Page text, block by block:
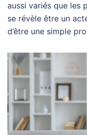
aussi variés que les
se révèle être un
d’être une simple